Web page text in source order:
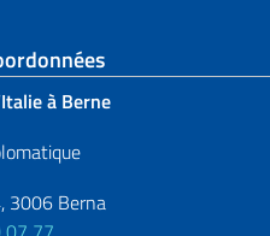
de pied de
à Berne
3006 Berna